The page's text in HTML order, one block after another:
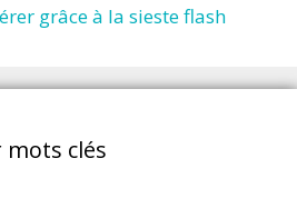
grâce à la sieste flash
mots clés